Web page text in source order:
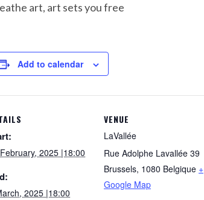
art, art sets you free
Add to calendar
2025 |18:00
2025 |18:00
VENUE
LaVallée
Rue Adolphe Lavallée 39
Brussels, 1080 Belgique +
Google Map